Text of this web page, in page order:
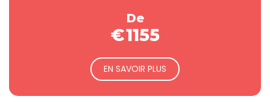
De
€1155
EN SAVOIR PLUS